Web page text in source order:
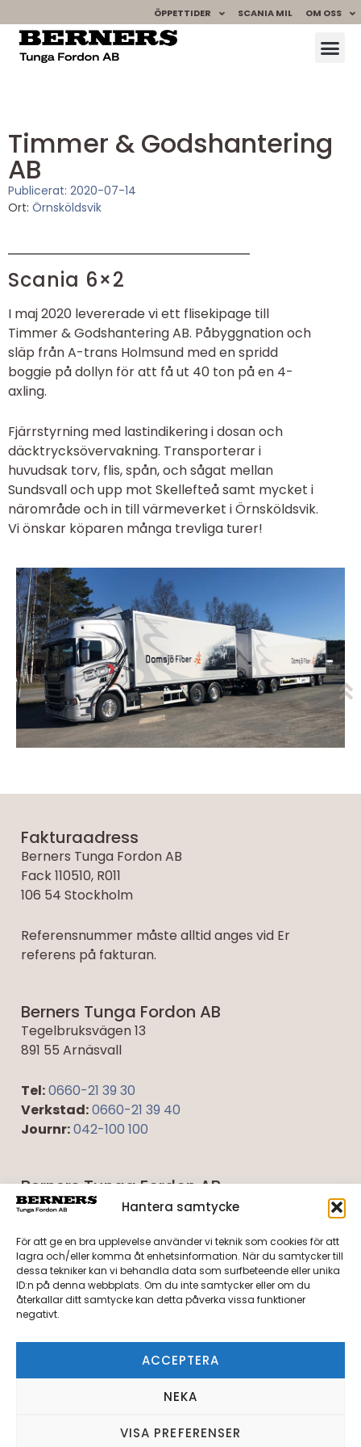
Hantera samtycke
För att ge en bra upplevelse använder vi teknik som cookies för att
lagra och/eller komma åt enhetsinformation. När du samtycker till
dessa tekniker kan vi behandla data som surfbeteende eller unika
ID:n på denna webbplats. Om du inte samtycker eller om du
återkallar ditt samtycke kan detta påverka vissa funktioner
negativt.
ACCEPTERA
NEKA
VISA PREFERENSER
ÖPPETTIDER SCANIA MIL OM OSS
Timmer & Godshantering
AB
Publicerat: 2020-07-14
Ort: Örnsköldsvik
Scania 6×2
I maj 2020 levererade vi ett flisekipage till
Timmer & Godshantering AB. Påbyggnation och
släp från A-trans Holmsund med en spridd
boggie på dollyn för att få ut 40 ton på en 4-
axling.
Fjärrstyrning med lastindikering i dosan och
däcktrycksövervakning. Transporterar i
huvudsak torv, flis, spån, och sågat mellan
Sundsvall och upp mot Skellefteå samt mycket i
närområde och in till värmeverket i Örnsköldsvik.
Vi önskar köparen många trevliga turer!
Fakturaadress
Berners Tunga Fordon AB
Fack 110510, R011
106 54 Stockholm
Referensnummer måste alltid anges vid Er
referens på fakturan.
Berners Tunga Fordon AB
Tegelbruksvägen 13
891 55 Arnäsvall
Tel:0660-21 39 30
Verkstad:0660-21 39 40
Journr:042-100 100
Berners Tunga Fordon AB
Umevägen 5
Tel:0950-40 27 10
Verkstad:0950-40 27 20
Journr:042-100 100
Cookiepolicy